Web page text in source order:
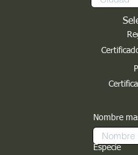
Nombre
Especie